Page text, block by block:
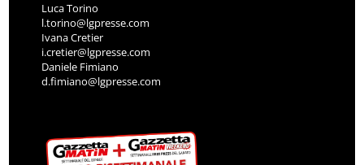
Luca Torino
l.torino@lgpresse.com
Ivana Cretier
i.cretier@lgpresse.com
Daniele Fimiano
d.fimiano@lgpresse.com